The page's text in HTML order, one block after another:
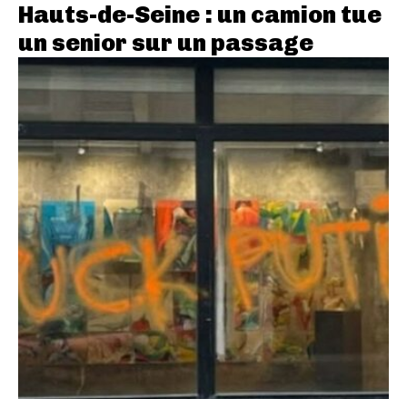
Hauts-de-Seine : un camion tue
un senior sur un passage